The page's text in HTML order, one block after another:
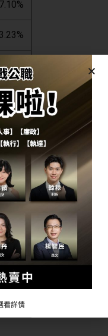
7.10%
3.23%
看詳情